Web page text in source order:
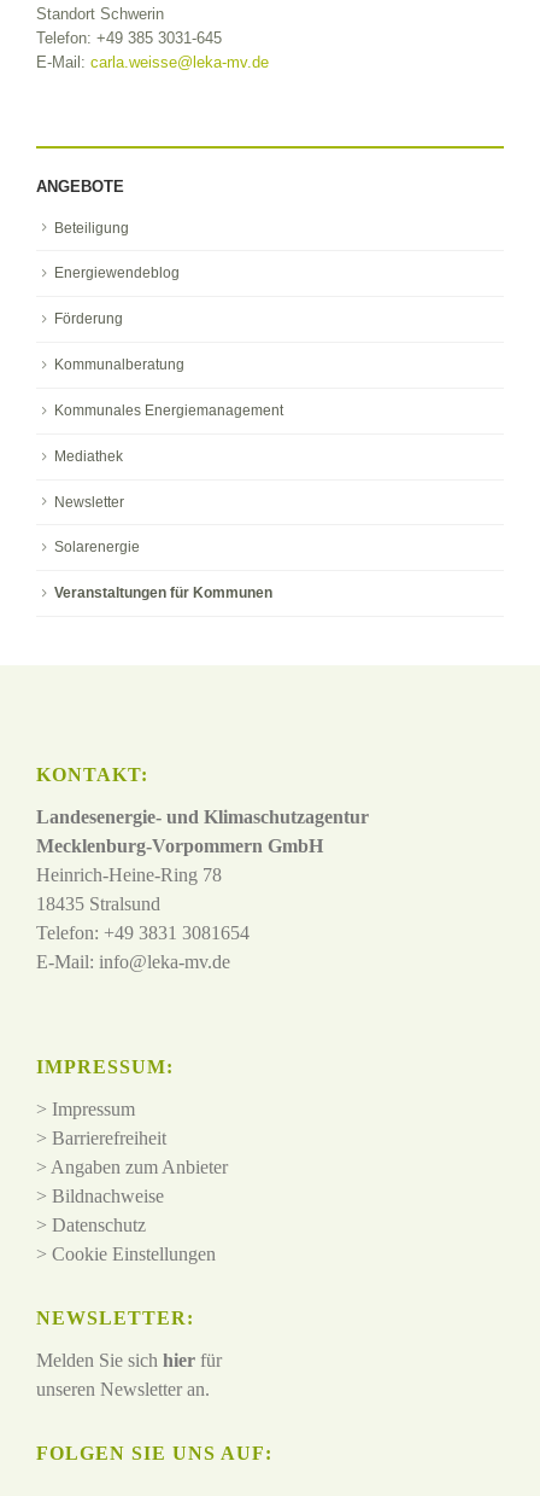
Standort Schwerin
Telefon: +49 385 3031-645
E-Mail: carla.weisse@leka-mv.de
ANGEBOTE
Beteiligung
Energiewendeblog
Förderung
Kommunalberatung
Kommunales Energiemanagement
Mediathek
Newsletter
Solarenergie
Veranstaltungen für Kommunen
KONTAKT:
Landesenergie- und Klimaschutzagentur
Mecklenburg-Vorpommern GmbH
Heinrich-Heine-Ring 78
18435 Stralsund
Telefon: +49 3831 3081654
E-Mail: info@leka-mv.de
IMPRESSUM:
> Impressum
> Barrierefreiheit
> Angaben zum Anbieter
> Bildnachweise
> Datenschutz
> Cookie Einstellungen
NEWSLETTER:
Melden Sie sich hier für
unseren Newsletter an.
FOLGEN SIE UNS AUF: